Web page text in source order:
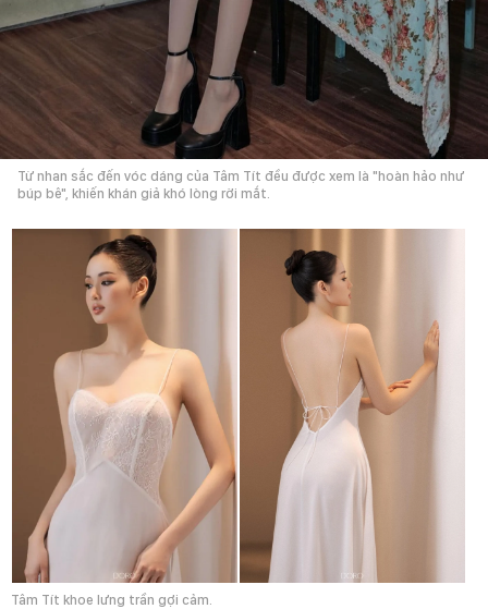
Từ nhan sắc đến vóc dáng của Tâm Tít đều được xem là "hoàn hảo như
búp bê", khiến khán giả khó lòng rời mắt.
Tâm Tít khoe lưng trần gợi cảm.